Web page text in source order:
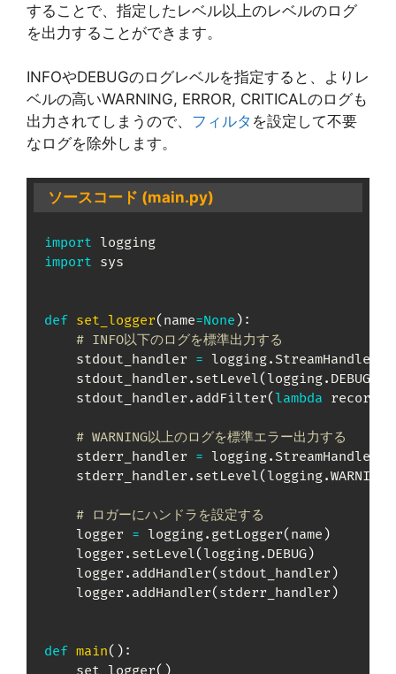
することで、指定したレベル以上のレベルのログ
を出力することができます。
INFOやDEBUGのログレベルを指定すると、よりレ
ベルの高いWARNING, ERROR, CRITICALのログも
出力されてしまうので、 フィルタ を設定して不要
なログを除外します。
ソースコード (main.py)
import
import sys
def set_logger( name=None ) :
# INFO以下のログを標準出力する
    stdout_handler
= logging. StreamHandler
    stdout_handler
. setLevel( logging. DEBUG
    stdout_handler
. addFilter( lambda record
# WARNING以上のログを標準エラー出力する
    stderr_handler
= logging. StreamHandler
    stderr_handler
. setLevel( logging.WARNING
# ロガーにハンドラを設定する
    logger
= logging. getLogger( name )
    logger
. setLevel( logging. DEBUG)
    logger
. addHandler( stdout_handler)
    logger
. addHandler( stderr_handler)
def main( ) :
    set_logger
( )